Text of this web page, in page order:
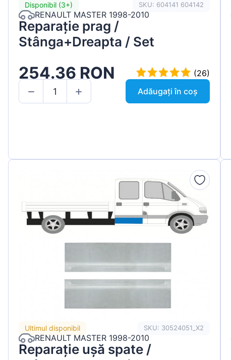
Disponibil (3+) SKU: 604141 604142
RENAULT MASTER 1998-2010
Reparație prag /
Stânga+Dreapta / Set
254.36 RON
(26)
Adăugați în coș
Ultimul disponibil SKU: 30524051_X2
RENAULT MASTER 1998-2010
Reparație ușă spate /